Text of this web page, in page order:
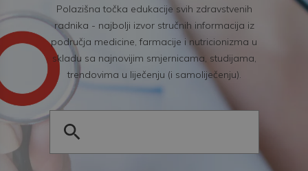
Polazišna točka edukacije svih zdravstvenih
radnika - najbolji izvor stručnih informacija iz
područja medicine, farmacije i nutricionizma u
skladu sa najnovijim smjernicama, studijama,
trendovima u liječenju (i samoliječenju).